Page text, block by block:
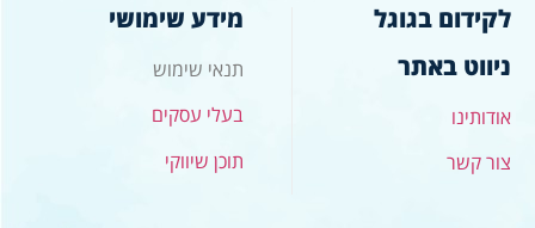
לקידום בגוגל
ניווט באתר
אודותינו
צור קשר
מידע שימושי
תנאי שימוש
בעלי עסקים
תוכן שיווקי